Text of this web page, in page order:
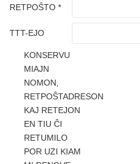
RETPOŜTO *
TTT-EJO
KONSERVU
MIAJN
NOMON,
RETPOŜTADRESON
KAJ RETEJON
EN TIU ĈI
RETUMILO
POR UZI KIAM